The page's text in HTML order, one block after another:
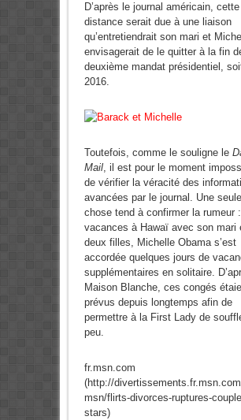
D’après le journal américain, cette
distance serait due à une liaison
qu’entretiendrait son mari et
envisagerait de le quitter à la fin
deuxième mandat présidentiel,
2016.
Toutefois, comme le souligne le
Mail, il est pour le moment
de vérifier la véracité des
avancées par le journal. Une seule
chose tend à confirmer la rumeur
vacances à Hawaï avec son mari
deux filles, Michelle Obama s’est
accordée quelques jours de
supplémentaires en solitaire.
Maison Blanche, ces congés
prévus depuis longtemps afin de
permettre à la First Lady de
peu.
fr.msn.com
(http://
msn/flirts-divorces-ruptures-
stars)